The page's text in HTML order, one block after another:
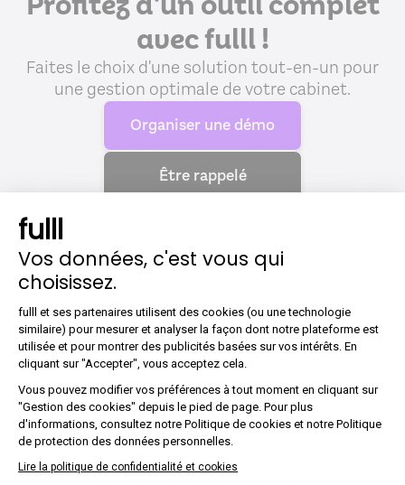
fulll
Vos données, c'est vous qui
choisissez.
Plateforme de Gestion du
fulll et ses partenaires utilisent des cookies (ou une technologie
similaire) pour mesurer et analyser la façon dont notre plateforme est
utilisée et pour montrer des publicités basées sur vos intérêts. En
cliquant sur "Accepter", vous acceptez cela.
Vous pouvez modifier vos préférences à tout moment en cliquant sur
"Gestion des cookies" depuis le pied de page. Pour plus
d'informations, consultez notre Politique de cookies et notre Politique
de protection des données personnelles.
Lire la politique de confidentialité et cookies
Axeptio consent
avec fulll !
Faites le choix d'une solution tout-en-un pour
une gestion optimale de votre cabinet.
Organiser une démo
Être rappelé
Ces articles pourraient
vous intéresser !